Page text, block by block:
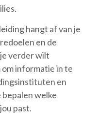
hangt af van je
en de
verder wilt
om informatie in te
en
welke
past.